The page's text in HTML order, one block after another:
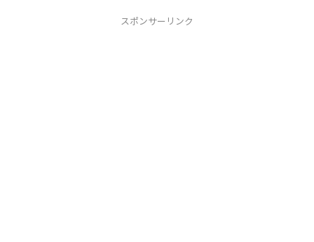
スポンサーリンク